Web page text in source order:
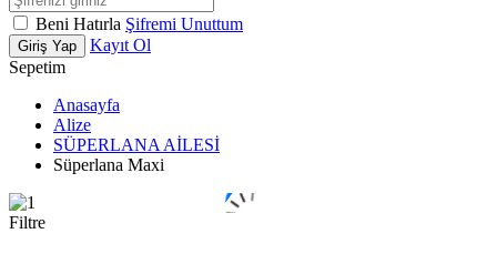
Beni Hatırla Şifremi Unuttum
Giriş Yap
Kayıt Ol
Sepetim
Anasayfa
Alize
SÜPERLANA AİLESİ
Süperlana Maxi
Filtre